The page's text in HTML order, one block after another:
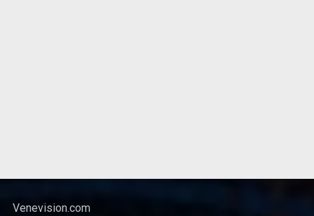
Venevision.com